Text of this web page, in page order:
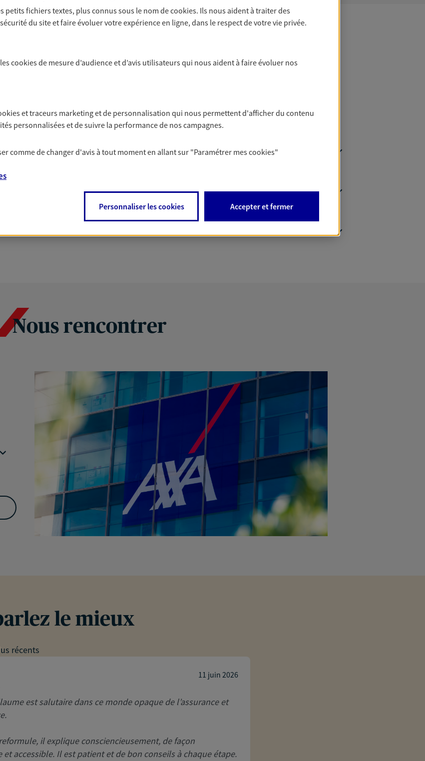
Prévoyance & Patrimoine
Nous rencontrer
le mieux
récents
11 juin 2026
est salutaire dans ce monde opaque de l’assurance et
il explique consciencieusement, de façon
et accessible. Il est patient et de bon conseils à chaque étape.
petits fichiers textes, plus connus sous le nom decookies. Ils nous aident à traiter des
du site et faire évoluer votre expérience en ligne, dans le respect de votre vie privée.
cookiesde mesure d’audience et d’avis utilisateurs qui nous aident à faire évoluer nos
et traceurs marketing et de personnalisation qui nous permettent d'afficher du contenu
personnalisées et de suivre la performance de nos campagnes.
comme de changer d'avis à tout moment en allant sur"Paramétrer mescookies"
Personnaliser les cookies Accepter et fermer